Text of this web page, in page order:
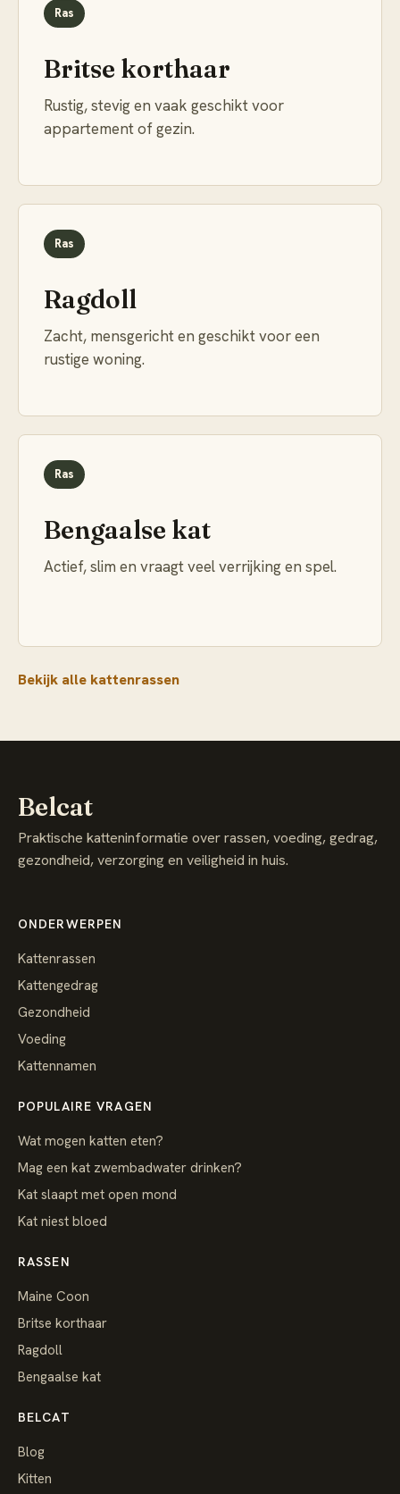
Ras
Britse korthaar
Rustig, stevig en vaak geschikt voor
appartement of gezin.
Ras
Ragdoll
Zacht, mensgericht en geschikt voor een
rustige woning.
Ras
Bengaalse kat
Actief, slim en vraagt veel verrijking en spel.
Bekijk alle kattenrassen
Belcat
Praktische katteninformatie over rassen, voeding, gedrag,
gezondheid, verzorging en veiligheid in huis.
ONDERWERPEN
Kattenrassen
Kattengedrag
Gezondheid
Voeding
Kattennamen
POPULAIRE VRAGEN
Wat mogen katten eten?
Mag een kat zwembadwater drinken?
Kat slaapt met open mond
Kat niest bloed
RASSEN
Maine Coon
Britse korthaar
Ragdoll
Bengaalse kat
BELCAT
Blog
Kitten